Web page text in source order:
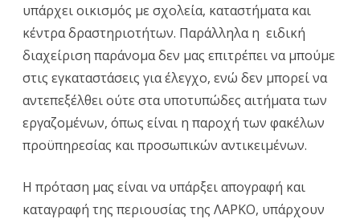
υπάρχει οικισμός με σχολεία, καταστήματα και
κέντρα δραστηριοτήτων. Παράλληλα η ειδική
διαχείριση παράνομα δεν μας επιτρέπει να μπούμε
στις εγκαταστάσεις για έλεγχο, ενώ δεν μπορεί να
αντεπεξέλθει ούτε στα υποτυπώδες αιτήματα των
εργαζομένων, όπως είναι η παροχή των φακέλων
προϋπηρεσίας και προσωπικών αντικειμένων.
Η πρόταση μας είναι να υπάρξει απογραφή και
καταγραφή της περιουσίας της ΛΑΡΚΟ, υπάρχουν